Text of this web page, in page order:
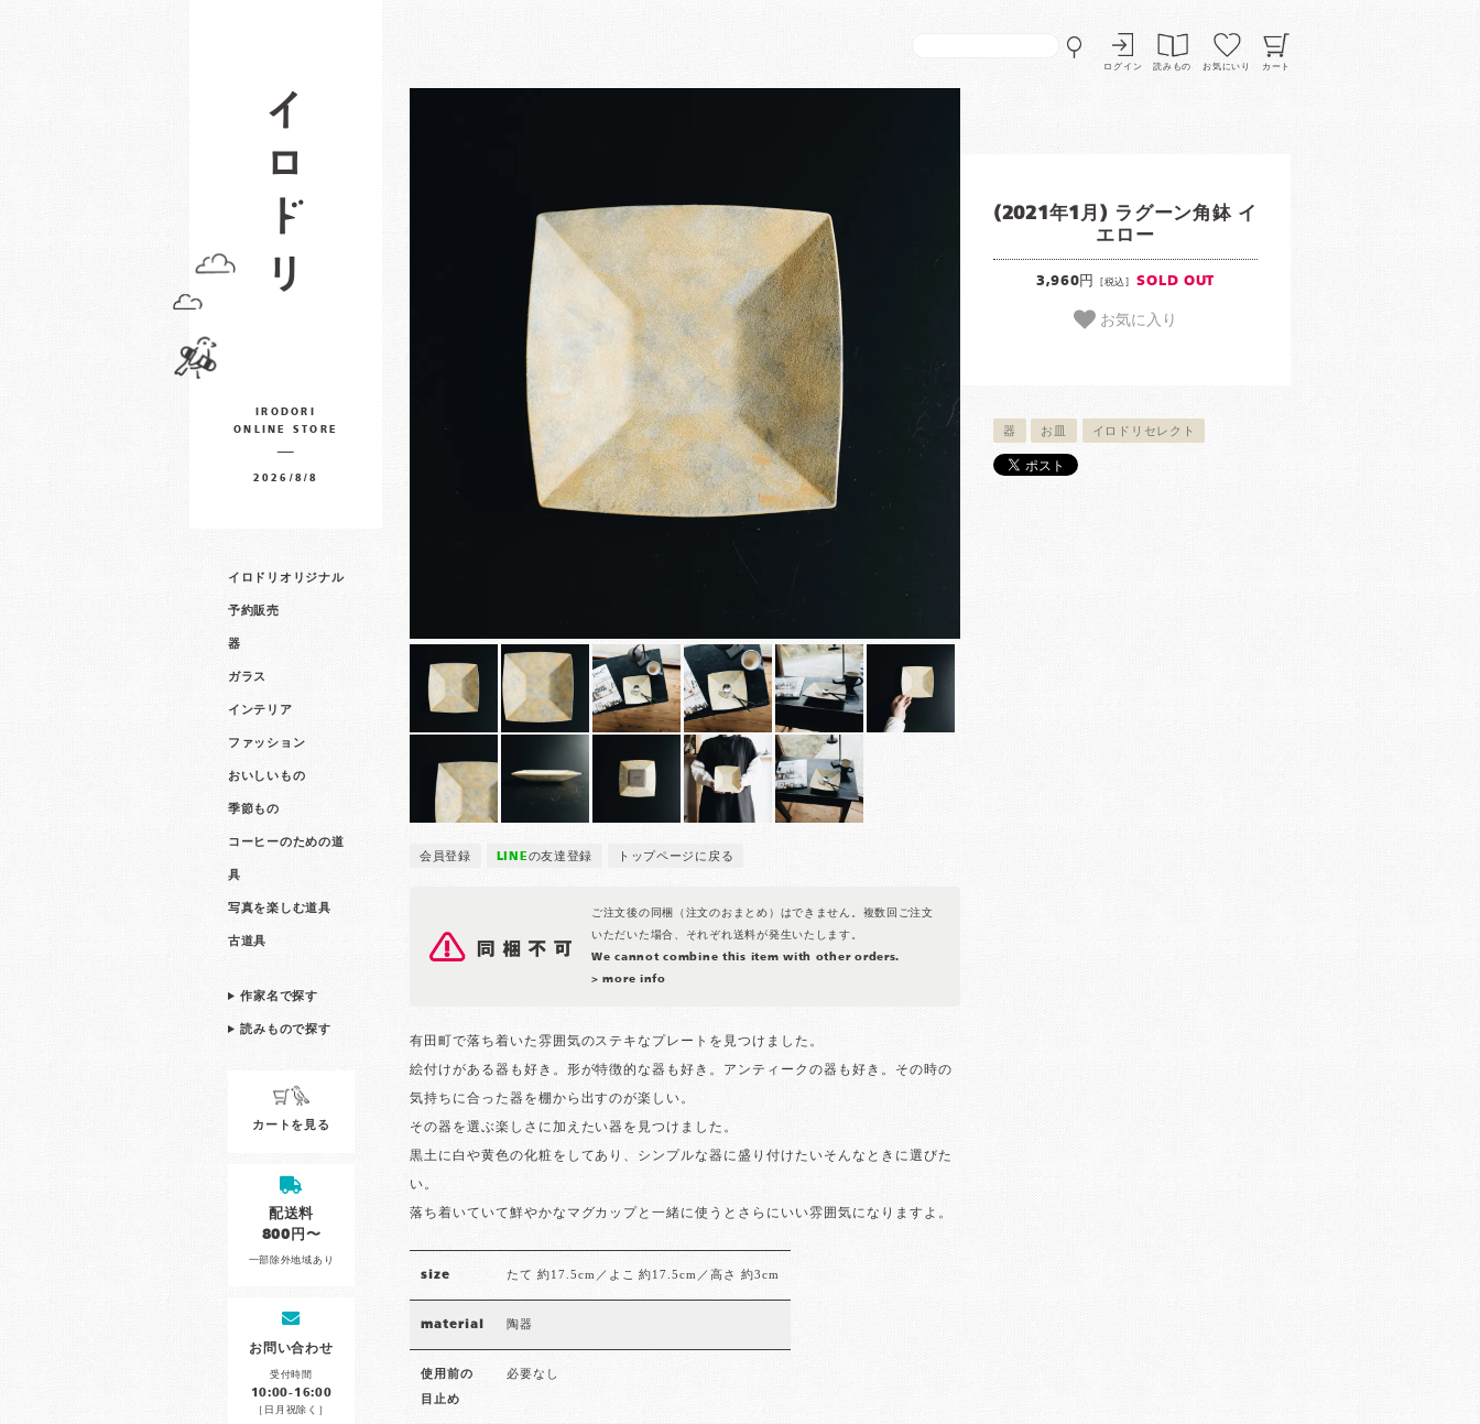
ログイン 読みもの お気にいり カート
IRODORI
ONLINE STORE
2026/8/8
イロドリオリジナル
予約販売
器
ガラス
インテリア
ファッション
おいしいもの
季節もの
コーヒーのための道
具
写真を楽しむ道具
古道具
作家名で探す
読みもので探す
カートを見る
配送料
800円〜
一部除外地域あり
お問い合わせ
受付時間
10:00-16:00
［日月祝除く］
会員登録 LINEの友達登録 トップページに戻る
ご注文後の同梱（注文のおまとめ）はできません。複数回ご注文
いただいた場合、それぞれ送料が発生いたします。
We cannot combine this item with other orders.
> more info
(2021年1月) ラグーン角鉢 イ
エロー
3,960円 [税込] SOLD OUT
お気に入り
器 お皿 イロドリセレクト
有田町で落ち着いた雰囲気のステキなプレートを見つけました。
絵付けがある器も好き。形が特徴的な器も好き。アンティークの器も好き。その時の
気持ちに合った器を棚から出すのが楽しい。
その器を選ぶ楽しさに加えたい器を見つけました。
黒土に白や黄色の化粧をしてあり、シンプルな器に盛り付けたいそんなときに選びた
い。
落ち着いていて鮮やかなマグカップと一緒に使うとさらにいい雰囲気になりますよ。
size たて 約17.5cm／よこ 約17.5cm／高さ 約3cm
material 陶器
使用前の
目止め
必要なし